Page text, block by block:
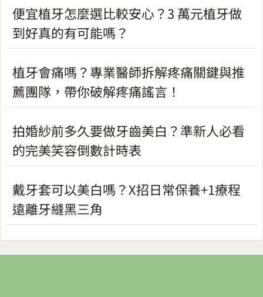
便宜植牙怎麼選比較安心？3 萬元植牙做
到好真的有可能嗎？
植牙會痛嗎？專業醫師拆解疼痛關鍵與推
薦團隊，帶你破解疼痛謠言！
拍婚紗前多久要做牙齒美白？準新人必看
的完美笑容倒數計時表
戴牙套可以美白嗎？X招日常保養+1療程
遠離牙縫黑三角